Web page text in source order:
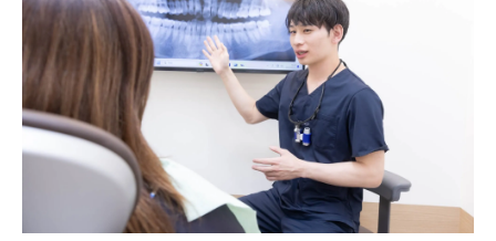
治療開始から完了までのプロセス
理想の歯並びを実現するためのチェックポ
イント
日吉駅での治療中のメンテナンス方法
治療結果を最大化するためのアドバイス
日吉駅でのアフターケアの重要性